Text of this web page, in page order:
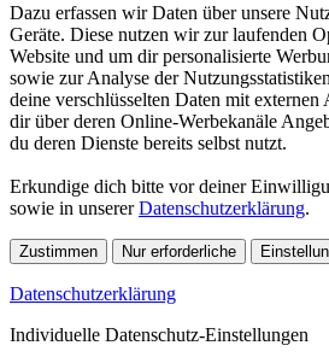
Dazu erfassen wir Daten über unsere
Geräte. Diese nutzen wir zur laufenden
Website und um dir personalisierte
sowie zur Analyse der
deine verschlüsselten Daten mit externen
dir über deren Online-Werbekanäle
du deren Dienste bereits selbst nutzt.
Erkundige dich bitte vor deiner
sowie in unsererDatenschutzerklärung.
Zustimmen Nur erforderliche
Datenschutzerklärung
Individuelle Datenschutz-Einstellungen